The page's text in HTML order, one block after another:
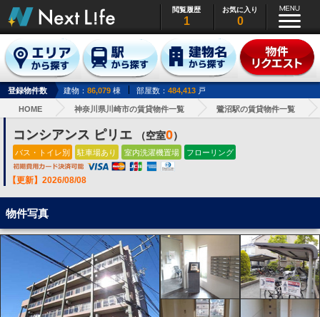
閲覧履歴
1
お気に入り
0
登録物件数 建物： 86,079 棟 部屋数： 484,413 戸
HOME 神奈川県川崎市の賃貸物件一覧 鷺沼駅の賃貸物件一覧
コンシアンス ピリエ （空室0）
バス・トイレ別 駐車場あり 室内洗濯機置場 フローリング
【更新】2026/08/08
物件写真